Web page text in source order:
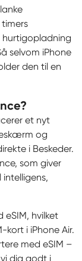
selvom iPhone
den til en
et nyt
og
i Beskeder.
som giver
eSIM, hvilket
kort i iPhone Air.
med eSIM –
dig godt i